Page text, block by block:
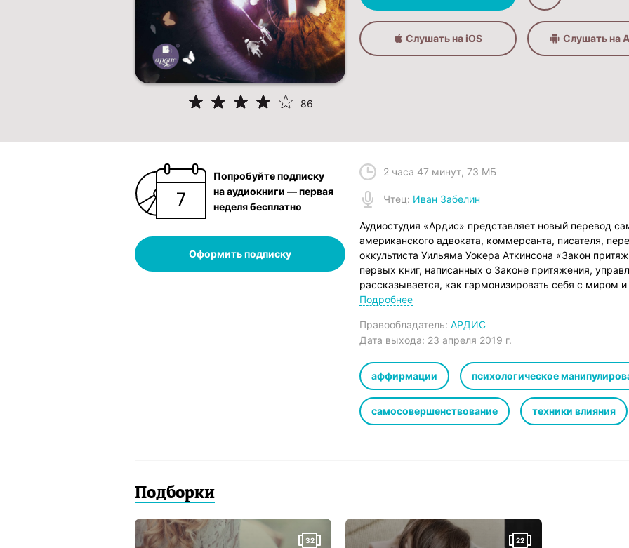
86
Слушать на iOS Слушать на
Попробуйте подписку
на аудиокниги — первая
неделя бесплатно
Оформить подписку
2 часа 47 минут, 73 МБ
Чтец: Иван Забелин
Аудиостудия «Ардис» представляет новый перевод
американского адвоката, коммерсанта, писателя,
оккультиста Уильяма Уокера Аткинсона «Закон
первых книг, написанных о Законе притяжения,
рассказывается, как гармонизировать себя с миром
успех. Цель книги – убедить читателя думать только
овладеть силой притяжения и заставить её служить
Аткинсон пишет ясным, понятным языком, местами с
современных психологов.
В книге приведены аффирмации, создающие новые
способствующие воспитанию характера, они же
мы получаем возможность пользоваться
Подробнее
Правообладатель: АРДИС
Дата выхода: 23 апреля 2019 г.
аффирмации психологическое
самосовершенствование техники влияния
Подборки
32 22